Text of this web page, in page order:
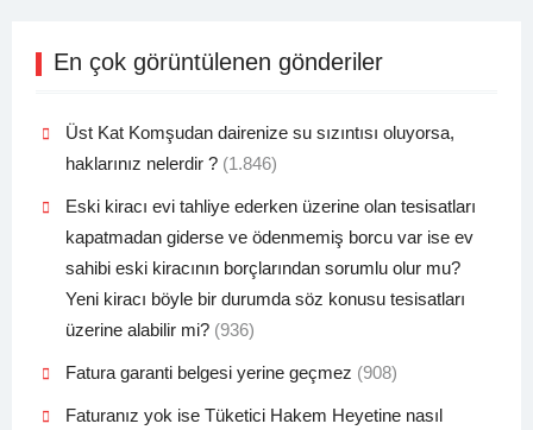
En çok görüntülenen gönderiler
Üst Kat Komşudan dairenize su sızıntısı oluyorsa,
haklarınız nelerdir ? (1.846)
Eski kiracı evi tahliye ederken üzerine olan tesisatları
kapatmadan giderse ve ödenmemiş borcu var ise ev
sahibi eski kiracının borçlarından sorumlu olur mu?
Yeni kiracı böyle bir durumda söz konusu tesisatları
üzerine alabilir mi? (936)
Fatura garanti belgesi yerine geçmez (908)
Faturanız yok ise Tüketici Hakem Heyetine nasıl